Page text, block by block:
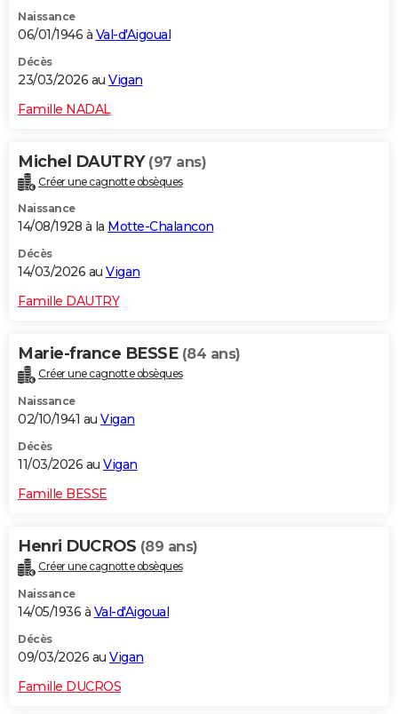
Naissance
06/01/1946 à Val-d'Aigoual
Décès
23/03/2026 au Vigan
Famille NADAL
Michel DAUTRY (97 ans)
Créer une cagnotte obsèques
Naissance
14/08/1928 à la Motte-Chalancon
Décès
14/03/2026 au Vigan
Famille DAUTRY
Marie-france BESSE (84 ans)
Créer une cagnotte obsèques
Naissance
02/10/1941 au Vigan
Décès
11/03/2026 au Vigan
Famille BESSE
Henri DUCROS (89 ans)
Créer une cagnotte obsèques
Naissance
14/05/1936 à Val-d'Aigoual
Décès
09/03/2026 au Vigan
Famille DUCROS